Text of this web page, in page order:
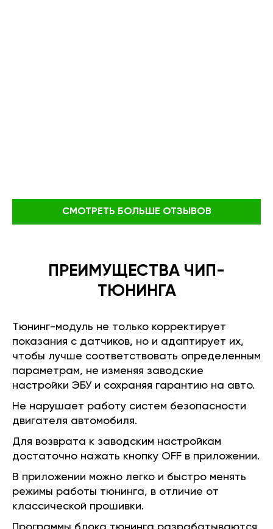
СМОТРЕТЬ БОЛЬШЕ ОТЗЫВОВ
ПРЕИМУЩЕСТВА ЧИП-
ТЮНИНГА
Тюнинг-модуль не только корректирует
показания с датчиков, но и адаптирует их,
чтобы лучше соответствовать определенным
параметрам, не изменяя заводские
настройки ЭБУ и сохраняя гарантию на авто.
Не нарушает работу систем безопасности
двигателя автомобиля.
Для возврата к заводским настройкам
достаточно нажать кнопку OFF в приложении.
В приложении можно легко и быстро менять
режимы работы тюнинга, в отличие от
классической прошивки.